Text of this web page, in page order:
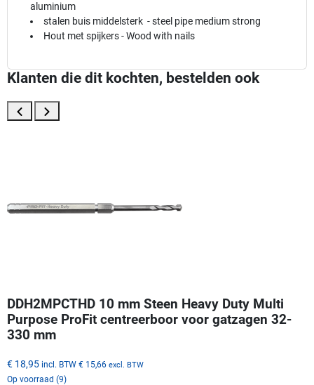
aluminium
stalen buis middelsterk - steel pipe medium strong
Hout met spijkers - Wood with nails
Klanten die dit kochten, bestelden ook
DDH2MPCTHD 10 mm Steen Heavy Duty Multi
Purpose ProFit centreerboor voor gatzagen 32-
330 mm
€ 18,95 incl. BTW € 15,66 excl. BTW
Op voorraad (9)